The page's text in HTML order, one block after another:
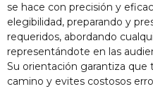
se hace con precisión y
elegibilidad, preparando y
requeridos, abordando
representándote en las
Su orientación garantiza
camino y evites costosos